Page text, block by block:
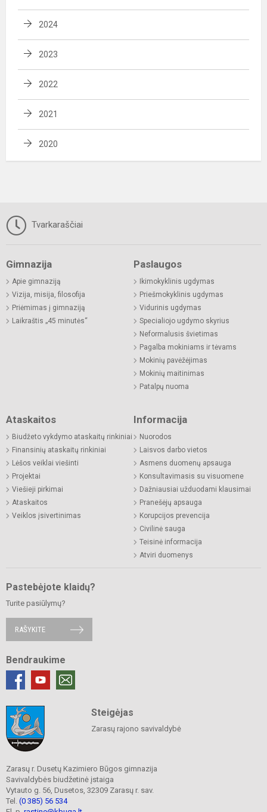
2024
2023
2022
2021
2020
Tvarkaraščiai
Gimnazija
Apie gimnaziją
Vizija, misija, filosofija
Priėmimas į gimnaziją
Laikraštis „45 minutės“
Paslaugos
Ikimokyklinis ugdymas
Priešmokyklinis ugdymas
Vidurinis ugdymas
Specialiojo ugdymo skyrius
Neformalusis švietimas
Pagalba mokiniams ir tėvams
Mokinių pavėžėjimas
Mokinių maitinimas
Patalpų nuoma
Ataskaitos
Biudžeto vykdymo ataskaitų rinkiniai
Finansinių ataskaitų rinkiniai
Lėšos veiklai viešinti
Projektai
Viešieji pirkimai
Ataskaitos
Veiklos įsivertinimas
Informacija
Nuorodos
Laisvos darbo vietos
Asmens duomenų apsauga
Konsultavimasis su visuomene
Dažniausiai užduodami klausimai
Pranešėjų apsauga
Korupcijos prevencija
Civilinė sauga
Teisinė informacija
Atviri duomenys
Pastebėjote klaidų?
Turite pasiūlymų?
RAŠYKITE
Bendraukime
Steigėjas
Zarasų rajono savivaldybė
Zarasų r. Dusetų Kazimiero Būgos gimnazija
Savivaldybės biudžetinė įstaiga
Vytauto g. 56, Dusetos, 32309 Zarasų r. sav.
Tel. (0 385) 56 534